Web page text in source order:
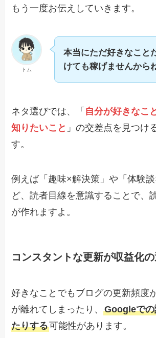
もう一度お伝えしていきます。
トム
本当にただ好きなこと
けても稼げませんから
ネタ選びでは、「 自分が好きなこ
知りたいこと 」の交差点を見つけ
す。
例えば「趣味×解決策」や「体験
ど、読者目線を意識することで、
が作れますよ。
コンスタントな更新が収益化
好きなことでもブログの更新頻度
が離れてしまったり、Googleで
たりする可能性があります。